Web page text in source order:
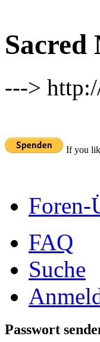
--->
If you
Foren-
FAQ
Suche
Passwort